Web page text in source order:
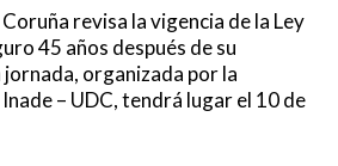
revisa la vigencia de la Ley
45 años después de su
organizada por la
– UDC, tendrá lugar el 10 de